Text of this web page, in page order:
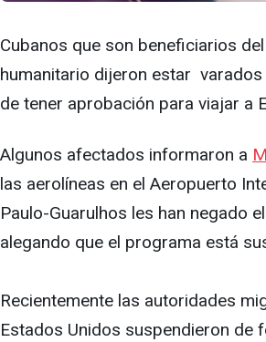
Cubanos que son beneficiarios
humanitario dijeron estar varados
de tener aprobación para viajar a
Algunos afectados informaron a
las aerolíneas en el Aeropuerto
Paulo-Guarulhos les han negado
alegando que el programa está
Recientemente las autoridades
Estados Unidos suspendieron de